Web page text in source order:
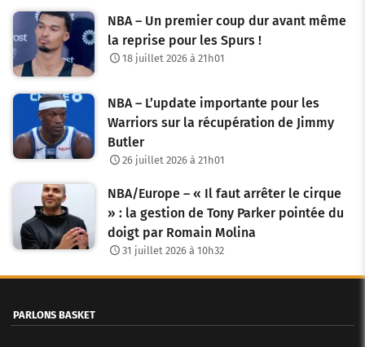
e
s
r
c
s
NBA – Un premier coup dur avant même
la reprise pour les Spurs !
18 juillet 2026 à 21h01
NBA – L’update importante pour les
Warriors sur la récupération de Jimmy
Butler
26 juillet 2026 à 21h01
NBA/Europe – « Il faut arrêter le cirque
» : la gestion de Tony Parker pointée du
doigt par Romain Molina
31 juillet 2026 à 10h32
PARLONS BASKET